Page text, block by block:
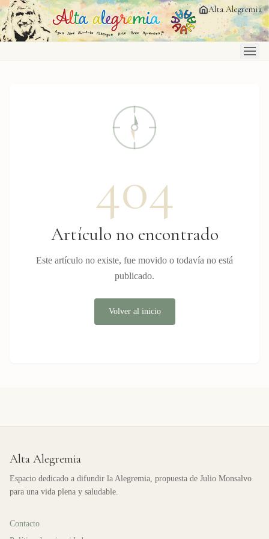
Saltar al contenido principal Alta Alegremia
404
Artículo no encontrado
Este artículo no existe, fue movido o todavía no está
publicado.
Volver al inicio
Alta Alegremia
Espacio dedicado a difundir la Alegremia, propuesta de Julio Monsalvo
para una vida plena y saludable.
Contacto